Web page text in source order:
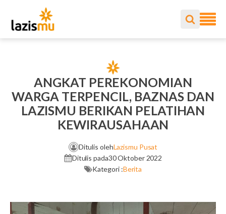
ANGKAT PEREKONOMIAN
WARGA TERPENCIL, BAZNAS DAN
LAZISMU BERIKAN PELATIHAN
KEWIRAUSAHAAN
Ditulis olehLazismu Pusat
Ditulis pada30 Oktober 2022
Kategori :Berita